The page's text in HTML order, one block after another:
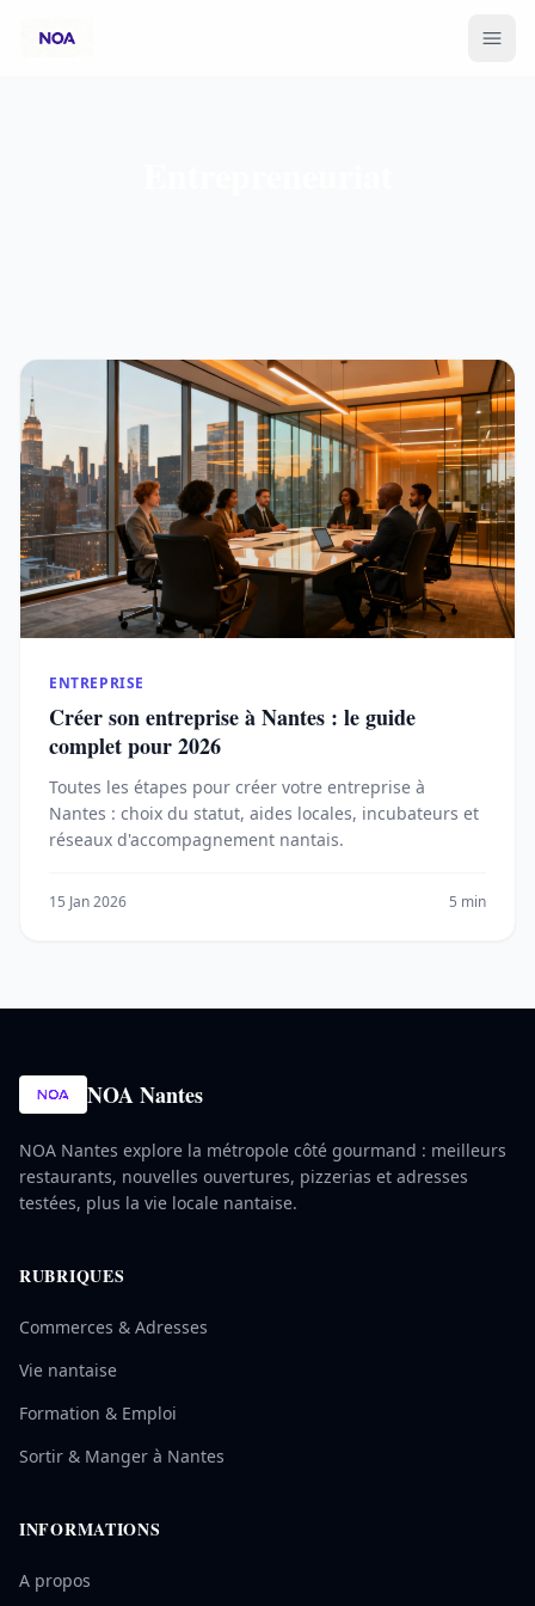
ENTREPRISE
Créer son entreprise à Nantes : le guide
complet pour 2026
Toutes les étapes pour créer votre entreprise à
Nantes : choix du statut, aides locales, incubateurs et
réseaux d'accompagnement nantais.
15 Jan 2026 5 min
NOA Nantes
NOA Nantes explore la métropole côté gourmand : meilleurs
restaurants, nouvelles ouvertures, pizzerias et adresses
testées, plus la vie locale nantaise.
RUBRIQUES
Commerces & Adresses
Vie nantaise
Formation & Emploi
Sortir & Manger à Nantes
INFORMATIONS
A propos